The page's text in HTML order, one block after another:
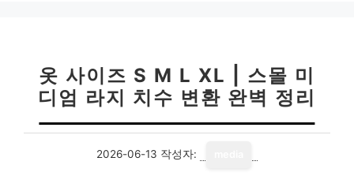
옷 사이즈 S M L XL | 스몰 미
디엄 라지 치수 변환 완벽 정리
2026-06-13 작성자: